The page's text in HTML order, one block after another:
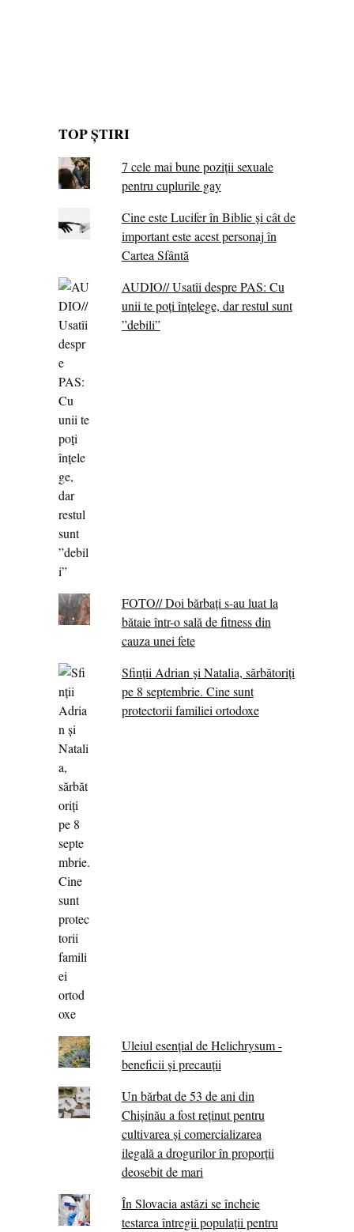
TOP ȘTIRI
7 cele mai bune poziții sexuale
pentru cuplurile gay
Cine este Lucifer în Biblie și cât de
important este acest personaj în
Cartea Sfântă
AUDIO// Usatîi despre PAS: Cu
unii te poți înțelege, dar restul sunt
”debili”
FOTO// Doi bărbați s-au luat la
bătaie într-o sală de fitness din
cauza unei fete
Sfinții Adrian și Natalia, sărbătoriți
pe 8 septembrie. Cine sunt
protectorii familiei ortodoxe
Uleiul esențial de Helichrysum -
beneficii și precauții
Un bărbat de 53 de ani din
Chișinău a fost reținut pentru
cultivarea și comercializarea
ilegală a drogurilor în proporții
deosebit de mari
În Slovacia astăzi se încheie
testarea întregii populații pentru